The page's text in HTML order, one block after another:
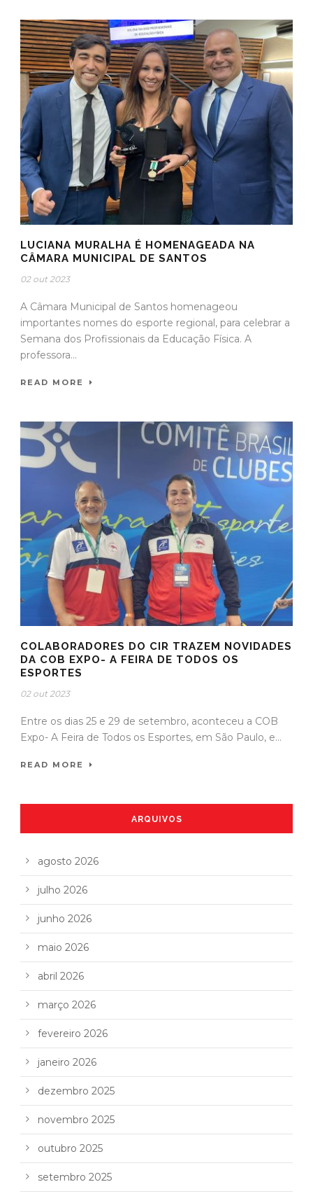
LUCIANA MURALHA É HOMENAGEADA NA
CÂMARA MUNICIPAL DE SANTOS
02 out 2023
A Câmara Municipal de Santos homenageou
importantes nomes do esporte regional, para celebrar a
Semana dos Profissionais da Educação Física. A
professora...
READ MORE
COLABORADORES DO CIR TRAZEM NOVIDADES
DA COB EXPO- A FEIRA DE TODOS OS
ESPORTES
02 out 2023
Entre os dias 25 e 29 de setembro, aconteceu a COB
Expo- A Feira de Todos os Esportes, em São Paulo, e...
READ MORE
ARQUIVOS
agosto 2026
julho 2026
junho 2026
maio 2026
abril 2026
março 2026
fevereiro 2026
janeiro 2026
dezembro 2025
novembro 2025
outubro 2025
setembro 2025